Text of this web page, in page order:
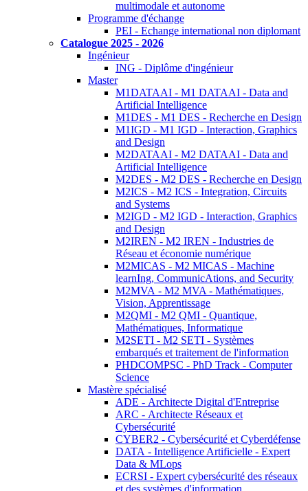
multimodale et autonome
Programme d'échange
PEI - Echange international non diplomant
Catalogue 2025 - 2026
Ingénieur
ING - Diplôme d'ingénieur
Master
M1DATAAI - M1 DATAAI - Data and
Artificial Intelligence
M1DES - M1 DES - Recherche en Design
M1IGD - M1 IGD - Interaction, Graphics
and Design
M2DATAAI - M2 DATAAI - Data and
Artificial Intelligence
M2DES - M2 DES - Recherche en Design
M2ICS - M2 ICS - Integration, Circuits
and Systems
M2IGD - M2 IGD - Interaction, Graphics
and Design
M2IREN - M2 IREN - Industries de
Réseau et économie numérique
M2MICAS - M2 MICAS - Machine
learnIng, CommunicAtions, and Security
M2MVA - M2 MVA - Mathématiques,
Vision, Apprentissage
M2QMI - M2 QMI - Quantique,
Mathématiques, Informatique
M2SETI - M2 SETI - Systèmes
embarqués et traitement de l'information
PHDCOMPSC - PhD Track - Computer
Science
Mastère spécialisé
ADE - Architecte Digital d'Entreprise
ARC - Architecte Réseaux et
Cybersécurité
CYBER2 - Cybersécurité et Cyberdéfense
DATA - Intelligence Artificielle - Expert
Data & MLops
ECRSI - Expert cybersécurité des réseaux
et des systèmes d'information